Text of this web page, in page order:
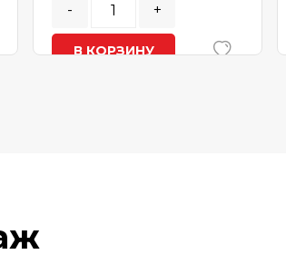
- +
В КОРЗИНУ